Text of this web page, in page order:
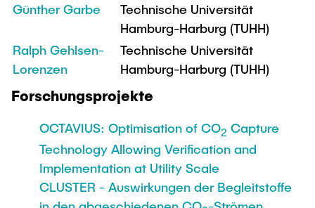
Günther Garbe
Technische Universität
Hamburg-Harburg (TUHH)
Ralph Gehlsen-
Lorenzen
Technische Universität
Hamburg-Harburg (TUHH)
Forschungsprojekte
OCTAVIUS: Optimisation of CO2 Capture
Technology Allowing Verification and
Implementation at Utility Scale
CLUSTER - Auswirkungen der Begleitstoffe